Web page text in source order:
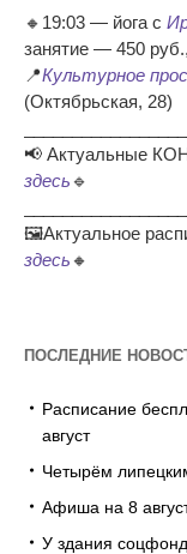
🔸19:03 — йога с
занятие — 450
📍Культурное
(Октябрьская, 28)
📢 Актуальные
здесь🔹
🖼Актуальное
здесь🔸
ПОСЛЕДНИЕ
Расписание
август
Четырём
Афиша на 8
У здания